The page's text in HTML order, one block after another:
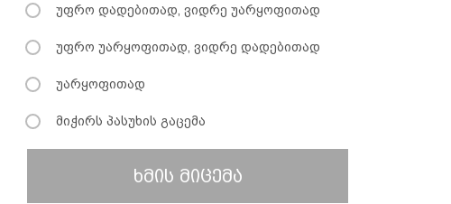
უფრო დადებითად, ვიდრე უარყოფითად
უფრო უარყოფითად, ვიდრე დადებითად
უარყოფითად
მიჭირს პასუხის გაცემა
ხმის მიცემა